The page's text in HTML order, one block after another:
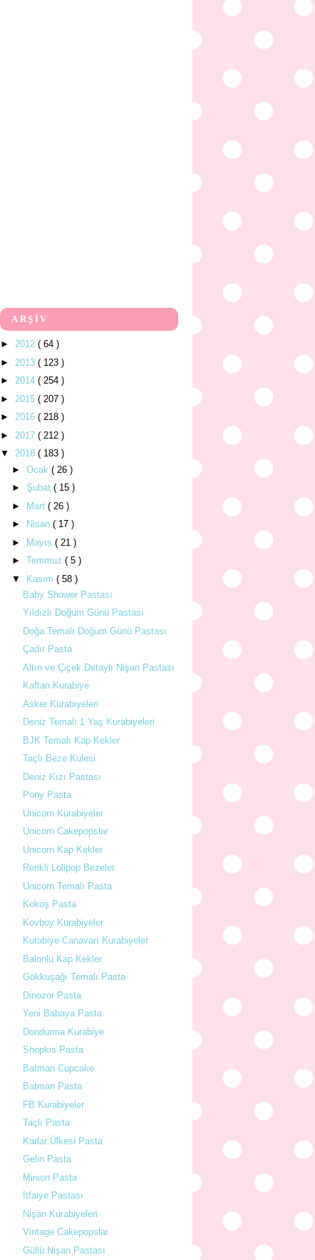
ARŞİV
► 2012 ( 64 )
► 2013 ( 123 )
► 2014 ( 254 )
► 2015 ( 207 )
► 2016 ( 218 )
► 2017 ( 212 )
▼ 2018 ( 183 )
► Ocak ( 26 )
► Şubat ( 15 )
► Mart ( 26 )
►
Nisan ( 17 )
► Mayıs ( 21 )
► Temmuz ( 5 )
▼ Kasım ( 58 )
Baby Shower Pastası
Yıldızlı Doğum Günü Pastası
Doğa Temalı Doğum Günü Pastası
Çadır Pasta
Altın ve Çiçek Detaylı Nişan Pastası
Kaftan Kurabiye
Asker Kurabiyeleri
Deniz Temalı 1 Yaş Kurabiyeleri
BJK Temalı Kap Kekler
Taçlı Beze Kulesi
Deniz Kızı Pastası
Pony Pasta
Unicorn Kurabiyeler
Unicorn Cakepopslar
Unicorn Kap Kekler
Renkli Lolipop Bezeler
Unicorn Temalı Pasta
Kokoş Pasta
Kovboy Kurabiyeler
Kurabiye Canavarı Kurabiyeler
Balonlu Kap Kekler
Gökkuşağı Temalı Pasta
Dinozor Pasta
Yeni Babaya Pasta
Dondurma Kurabiye
Shopkis Pasta
Batman Cupcake
Batman Pasta
FB Kurabiyeler
Taçlı Pasta
Karlar Ülkesi Pasta
Gelin Pasta
Minion Pasta
İtfaiye Pastası
Nişan Kurabiyeleri
Vintage Cakepopslar
Güllü Nişan Pastası